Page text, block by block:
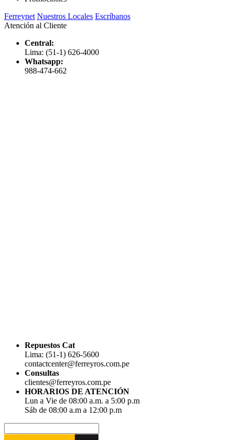
Ferreynet Nuestros Locales Escríbanos
Atención al Cliente
Central:
Lima: (51-1) 626-4000
Whatsapp:
988-474-662
Repuestos Cat
Lima: (51-1) 626-5600
contactcenter@ferreyros.com.pe
Consultas
clientes@ferreyros.com.pe
HORARIOS DE ATENCIÓN
Lun a Vie de 08:00 a.m. a 5:00 p.m
Sáb de 08:00 a.m a 12:00 p.m